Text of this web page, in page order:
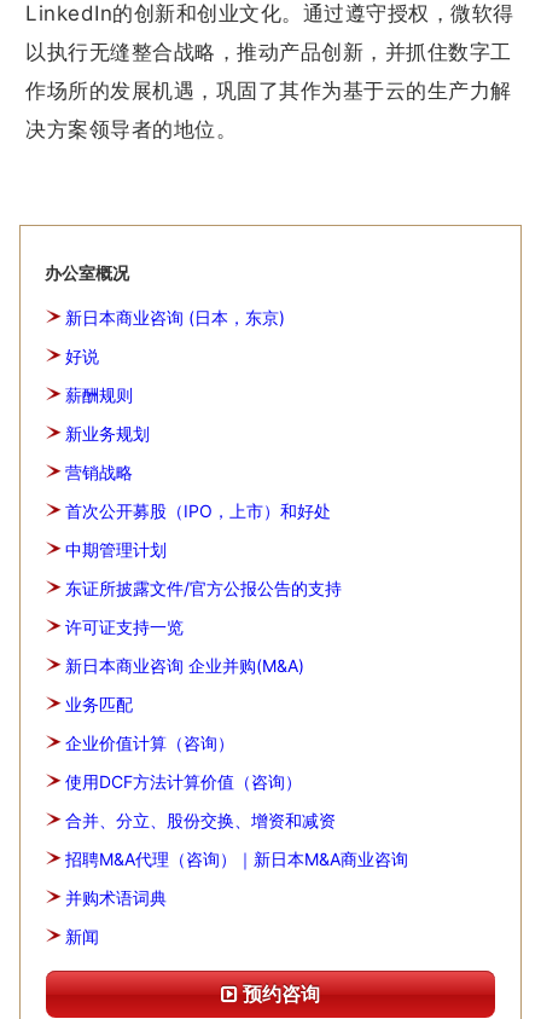
LinkedIn的创新和创业文化。通过遵守授权，微软得
以执行无缝整合战略，推动产品创新，并抓住数字工
作场所的发展机遇，巩固了其作为基于云的生产力解
决方案领导者的地位。
办公室概况
新日本商业咨询 (日本，东京)
好说
薪酬规则
新业务规划
营销战略
首次公开募股（IPO，上市）和好处
中期管理计划
东证所披露文件/官方公报公告的支持
许可证支持一览
新日本商业咨询 企业并购(M&A)
业务匹配
企业价值计算（咨询）
使用DCF方法计算价值（咨询）
合并、分立、股份交换、增资和减资
招聘M&A代理（咨询）｜新日本M&A商业咨询
并购术语词典
新闻
预约咨询